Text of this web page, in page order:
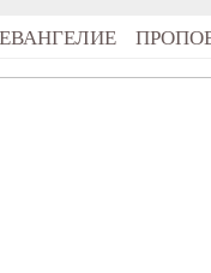
ЕВАНГЕЛИЕ